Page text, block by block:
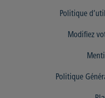
Politique
Modifiez
Politique